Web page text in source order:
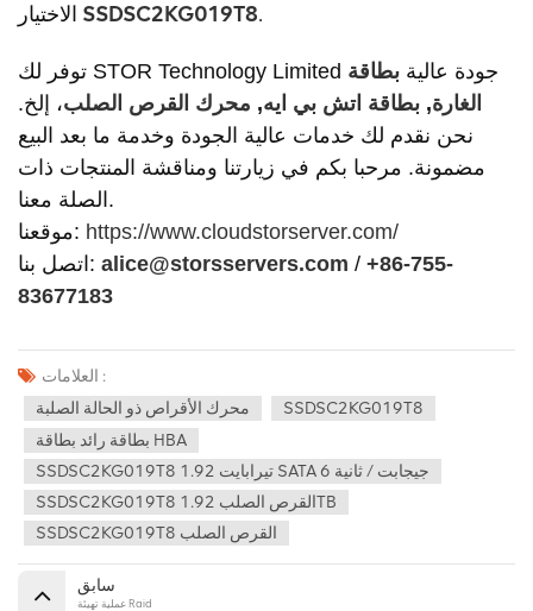
SSDSC2KG019T8.
توفر لك STOR Technology Limited جودة عالية بطاقة
الغارة, بطاقة اتش بي ايه, محرك القرص الصلب، إلخ.
نحن نقدم لك خدمات عالية الجودة وخدمة ما بعد البيع
مضمونة. مرحبا بكم في زيارتنا ومناقشة المنتجات ذات
الصلة معنا.
موقعنا: https://www.cloudstorserver.com/
اتصل بنا: alice@storsservers.com / +86-755-
83677183
العلامات :
محرك الأقراص ذو الحالة الصلبة
SSDSC2KG019T8
بطاقة رائد بطاقة HBA
SSDSC2KG019T8 1.92 تيرابايت SATA 6 جيجابت / ثانية
SSDSC2KG019T8 القرص الصلب 1.92TB
SSDSC2KG019T8 القرص الصلب
سابق
عملية تهيئة Raid